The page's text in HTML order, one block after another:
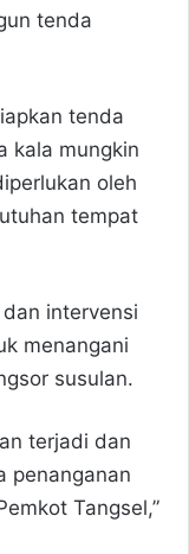
tenda
tenda
kala mungkin
oleh
tempat
intervensi
menangani
susulan.
terjadi dan
penanganan
Tangsel,”